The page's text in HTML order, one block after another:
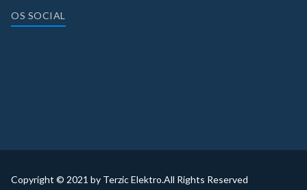
OS SOCIAL
Copyright © 2021 by Terzic Elektro.All Rights Reserved